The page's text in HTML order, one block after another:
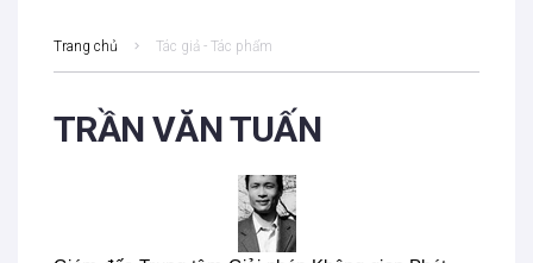
Trang chủ Tác giả - Tác phẩm
TRẦN VĂN TUẤN